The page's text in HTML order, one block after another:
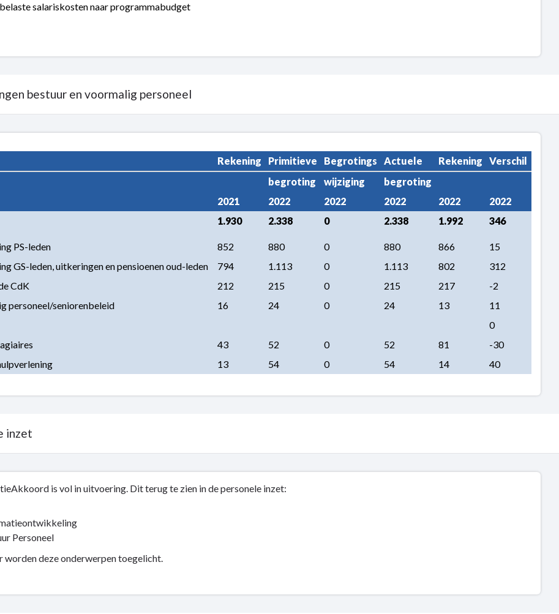
salariskosten naar programmabudget
bestuur en voormalig personeel
Rekening Primitieve Begrotings Actuele Rekening
Verschil
begroting
wijziging
begroting
2021
2022 2022 2022 2022
2022
1.930 2.338 0 2.338 1.992 346
PS-leden 852 880 0 880 866
15
GS-leden, uitkeringen en pensioenen oud-leden
794 1.113 0 1.113 802
312
CdK
212 215 0 215 217
-2
personeel/seniorenbeleid
16 24 0 24 13
11
0
43 52 0 52 81
-30
13 54 0 54 14 40
inzet
is vol in uitvoering. Dit terug te zien in de personele inzet:
Personeel
worden deze onderwerpen toegelicht.